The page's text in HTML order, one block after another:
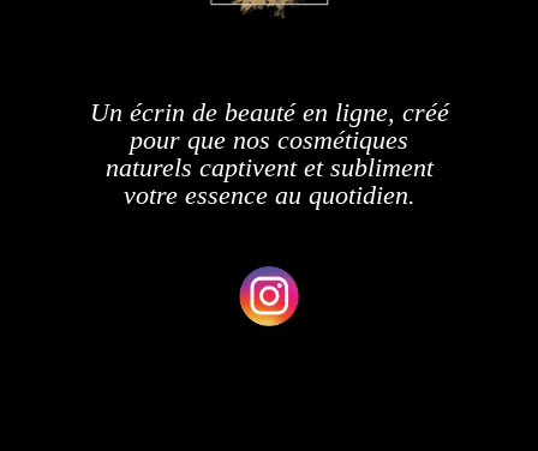
Un écrin de beauté en ligne, créé
pour que nos cosmétiques
naturels captivent et subliment
votre essence au quotidien.